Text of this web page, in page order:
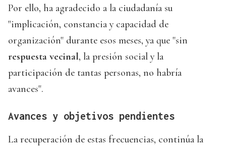
Por ello, ha agradecido a la ciudadanía su
"implicación, constancia y capacidad de
organización" durante esos meses, ya que "sin
respuesta vecinal, la presión social y la
participación de tantas personas, no habría
avances".
Avances y objetivos pendientes
La recuperación de estas frecuencias, continúa la